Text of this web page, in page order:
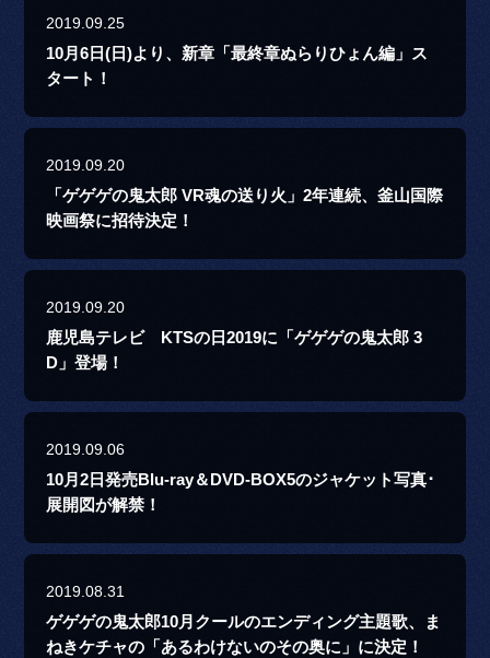
2019.09.25
10月6日(日)より、新章「最終章ぬらりひょん編」ス
タート！
2019.09.20
「ゲゲゲの鬼太郎 VR魂の送り火」2年連続、釜山国際
映画祭に招待決定！
2019.09.20
鹿児島テレビ KTSの日2019に「ゲゲゲの鬼太郎 3
D」登場！
2019.09.06
10月2日発売Blu-ray＆DVD-BOX5のジャケット写真･
展開図が解禁！
2019.08.31
ゲゲゲの鬼太郎10月クールのエンディング主題歌、ま
ねきケチャの「あるわけないのその奥に」に決定！